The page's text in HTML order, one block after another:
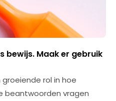
bewijs. Maak er gebruik
rol in hoe
beantwoorden vragen